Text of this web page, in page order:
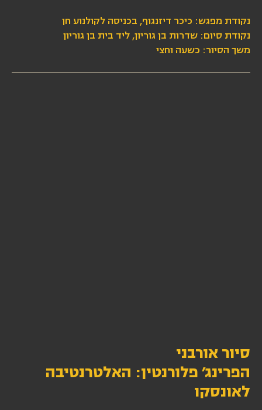
נקודת מפגש: כיכר דיזנגוף, בכניסה לקולנוע חן
נקודת סיום: שדרות בן גוריון, ליד בית בן גוריון
משך הסיור: כשעה וחצי
סיור אורבני
הפרינג׳ פלורנטין: האלטרנטיבה
לאונסקו